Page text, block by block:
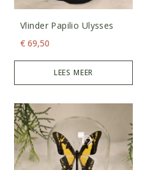
Vlinder Papilio Ulysses
€ 69,50
LEES MEER